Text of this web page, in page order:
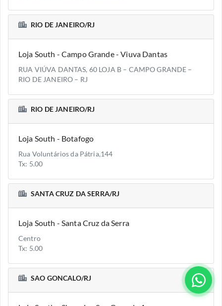
RIO DE JANEIRO/RJ
Loja South - Campo Grande - Viuva Dantas
RUA VIÚVA DANTAS, 60 LOJA B – CAMPO GRANDE –
RIO DE JANEIRO – RJ
RIO DE JANEIRO/RJ
Loja South - Botafogo
Rua Voluntários da Pátria,144
Tx: 5.00
SANTA CRUZ DA SERRA/RJ
Loja South - Santa Cruz da Serra
Centro
Tx: 5.00
SAO GONCALO/RJ